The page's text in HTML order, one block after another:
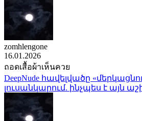
zomhlengone
16.01.2026
ถอดเสื้อผ้าเห็นควย
DeepNude հավելվածը
լուսանկարում. ինչպես է այն